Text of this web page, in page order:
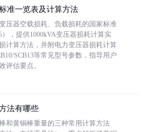
准一览表及计算方法
压器空载损耗、负载损耗的国家标准
），提供1000kVA变压器损耗计算实
计算方法，并附电力变压器损耗计算
SCB13等常见型号参数，指导用户
评估要点。
法有哪些
和黄铜棒重量的三种常用计算方法